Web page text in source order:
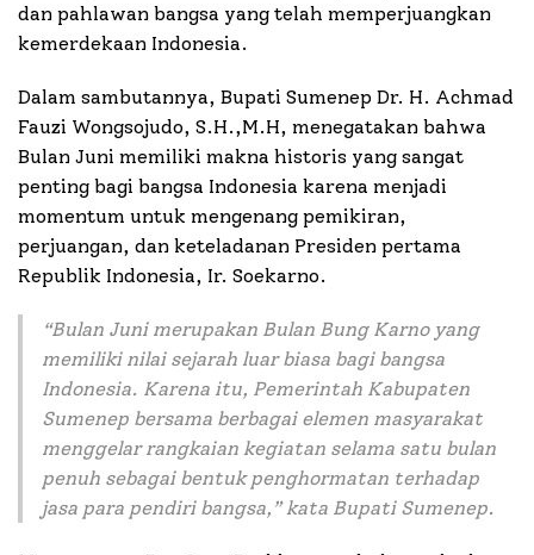
dan pahlawan bangsa yang telah memperjuangkan
kemerdekaan Indonesia.
Dalam sambutannya, Bupati Sumenep Dr. H. Achmad
Fauzi Wongsojudo, S.H.,M.H, menegatakan bahwa
Bulan Juni memiliki makna historis yang sangat
penting bagi bangsa Indonesia karena menjadi
momentum untuk mengenang pemikiran,
perjuangan, dan keteladanan Presiden pertama
Republik Indonesia, Ir. Soekarno.
“Bulan Juni merupakan Bulan Bung Karno yang
memiliki nilai sejarah luar biasa bagi bangsa
Indonesia. Karena itu, Pemerintah Kabupaten
Sumenep bersama berbagai elemen masyarakat
menggelar rangkaian kegiatan selama satu bulan
penuh sebagai bentuk penghormatan terhadap
jasa para pendiri bangsa,” kata Bupati Sumenep.